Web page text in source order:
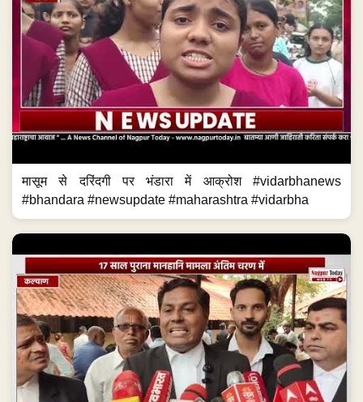
मासूम से दरिंदगी पर भंडारा में आक्रोश #vidarbhanews
#bhandara #newsupdate #maharashtra #vidarbha